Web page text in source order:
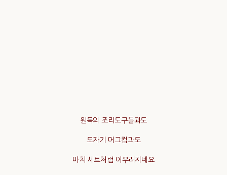
원목의 조리도구들과도
도자기 머그컵과도
마치 세트처럼 어우러지네요